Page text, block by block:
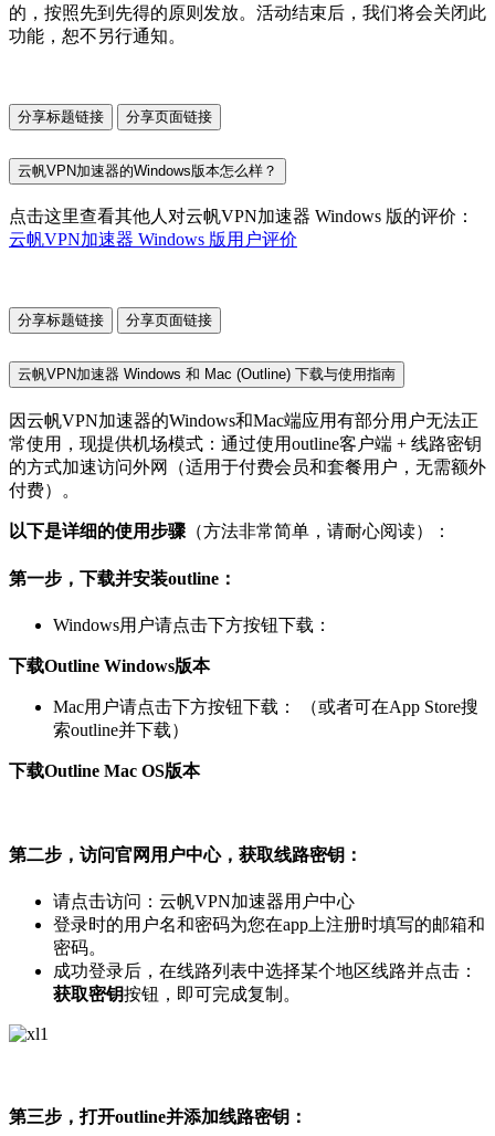
的，按照先到先得的原则发放。活动结束后，我们将会关闭此
功能，恕不另行通知。
分享标题链接 分享页面链接
云帆VPN加速器的Windows版本怎么样？
点击这里查看其他人对云帆VPN加速器 Windows 版的评价：
云帆VPN加速器 Windows 版用户评价
分享标题链接 分享页面链接
云帆VPN加速器 Windows 和 Mac (Outline) 下载与使用指南
因云帆VPN加速器的Windows和Mac端应用有部分用户无法正
常使用，现提供机场模式：通过使用outline客户端 + 线路密钥
的方式加速访问外网（适用于付费会员和套餐用户，无需额外
付费）。
以下是详细的使用步骤 （方法非常简单，请耐心阅读）：
第一步，下载并安装outline：
Windows用户请点击下方按钮下载：
下载Outline Windows版本
Mac用户请点击下方按钮下载： （或者可在App Store搜
索outline并下载）
下载Outline Mac OS版本
第二步，访问官网用户中心，获取线路密钥：
请点击访问：云帆VPN加速器用户中心
登录时的用户名和密码为您在app上注册时填写的邮箱和
密码。
成功登录后，在线路列表中选择某个地区线路并点击：
获取密钥按钮，即可完成复制。
第三步，打开outline并添加线路密钥：